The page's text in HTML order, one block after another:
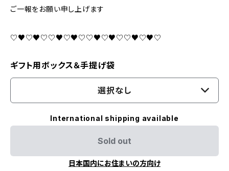
ご一報をお願い申し上げます
♡♥♡♥♡♡♥♡♥♡♡♥♡♥♡♡♥♡♥♡
ギフト用ボックス＆手提げ袋
選択なし
International shipping available
Sold out
日本国内にお住まいの方向け